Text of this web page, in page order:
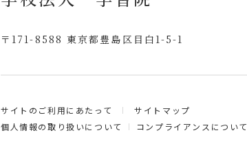
〒171-8588 東京都豊島区目白1-5-1
サイトのご利用にあたって
サイトマップ
個人情報の取り扱いについて
コンプライアンスについて